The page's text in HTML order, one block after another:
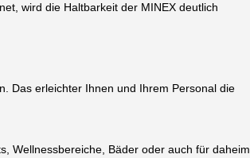
wird die Haltbarkeit der MINEX deutlich
Das erleichter Ihnen und Ihrem Personal die
Wellnessbereiche, Bäder oder auch für daheim.